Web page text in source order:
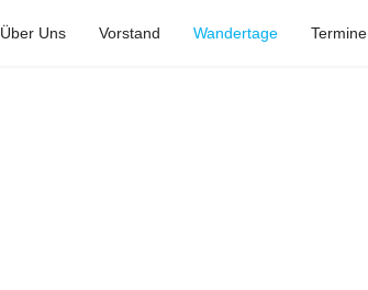
Über Uns Vorstand Wandertage Termine